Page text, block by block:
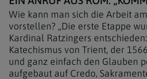
Wie kann man sich die Arbeit
vorstellen? „Die erste Etappe
Kardinal Ratzingers
Katechismus von Trient, der
und ganz einfach den Glauben
aufgebaut auf Credo,